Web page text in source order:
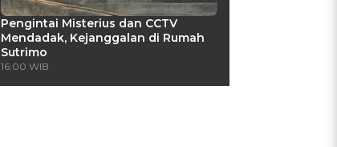
Pengintai Misterius dan CCTV
Mendadak, Kejanggalan di Rumah
Sutrimo
16:00 WIB